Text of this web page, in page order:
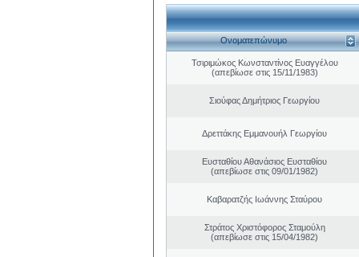
Ονοματεπώνυμο
Τσιριμώκος Κωνσταντίνος Ευαγγέλου
(απεβίωσε στις 15/11/1983)
Σιούφας Δημήτριος Γεωργίου
Δρεττάκης Εμμανουήλ Γεωργίου
Ευσταθίου Αθανάσιος Ευσταθίου
(απεβίωσε στις 09/01/1982)
Καβαρατζής Ιωάννης Σταύρου
Στράτος Χριστόφορος Σταμούλη
(απεβίωσε στις 15/04/1982)